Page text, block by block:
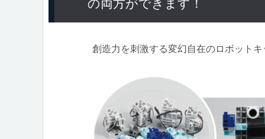
の両方ができます！
創造力を刺激する変幻自在のロボットキ